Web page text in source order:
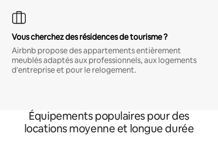
Vous cherchez des résidences de tourisme ?
Airbnb propose des appartements entièrement
meublés adaptés aux professionnels, aux logements
d'entreprise et pour le relogement.
Équipements populaires pour des
locations moyenne et longue durée